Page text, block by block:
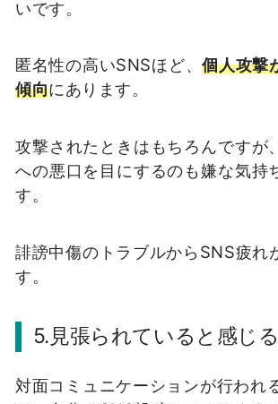
いです。
匿名性の高いSNSほど、個人攻撃
傾向にあります。
攻撃されたときはもちろんですが
への悪口を目にするのも嫌な気持
す。
誹謗中傷のトラブルから SNS疲れ
す。
5.見張られていると感じる
対面コミュニケーションが行われ